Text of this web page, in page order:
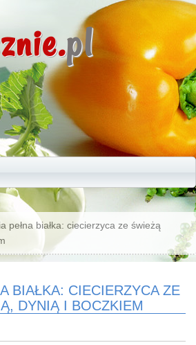
pl
pełna białka: ciecierzyca ze świeżą
BIAŁKA: CIECIERZYCA ZE
DYNIĄ I BOCZKIEM